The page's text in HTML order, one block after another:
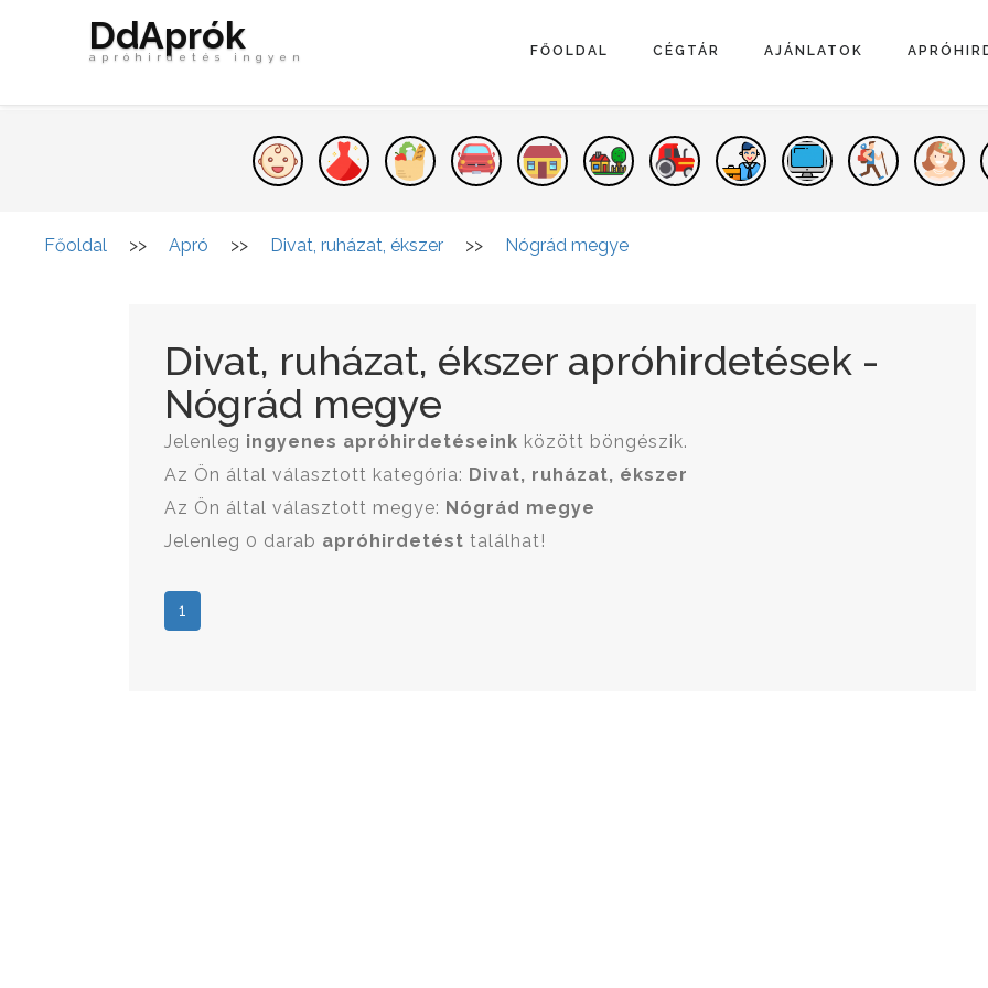
DdAprók
apróhirdetés ingyen FŐOLDAL CÉGTÁR AJÁNLATOK
Főoldal >> Apró >> Divat, ruházat, ékszer >> Nógrád megye
Divat, ruházat, ékszer apróhirdetések -
Nógrád megye
Jelenleg ingyenes apróhirdetéseink között böngészik.
Az Ön által választott kategória: Divat, ruházat, ékszer
Az Ön által választott megye: Nógrád megye
Jelenleg 0 darab apróhirdetést találhat!
1